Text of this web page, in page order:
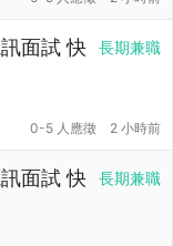
長期兼職
面試 快
0-5 人應徵 2 小時前
長期兼職
面試 快